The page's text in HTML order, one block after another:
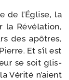
de l’Église, la
la Révélation,
des apôtres,
Et s’il est
se soit glis­
Vérité n’aient